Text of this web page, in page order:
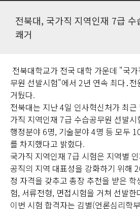
전북대, 국가직 지역인재 7급
쾌거
전북대학교가 전국 대학 가운데 "국
무원 선발시험"에서 2년 연속 최다․
거뒀다.
전북대는 지난 4일 인사혁신처가 최
가직 지역인재 7급 수습공무원 선발
행정분야 6명, 기술분야 4명 등 모두
를 차지했다고 밝혔다.
국가직 지역인재 7급 시험은 지역별
공직의 지역 대표성을 강화하기 위해
정 자격을 갖추고 총장 추천을 받은 학
험, 서류전형, 면접시험을 거쳐 선발한
이번 시험 합격자는 김별(언론심리학